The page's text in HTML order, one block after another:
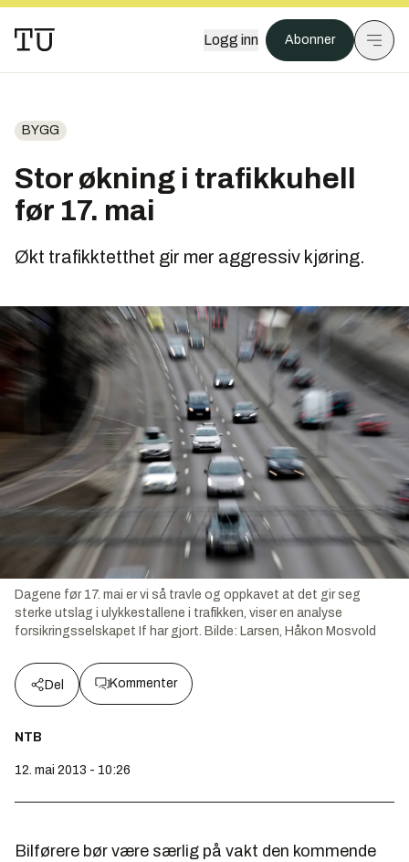
Logg inn Abonner
BYGG
Stor økning i trafikkuhell
før 17. mai
Økt trafikktetthet gir mer aggressiv kjøring.
Dagene før 17. mai er vi så travle og oppkavet at det gir seg
sterke utslag i ulykkestallene i trafikken, viser en analyse
forsikringsselskapet If har gjort. Bilde: Larsen, Håkon Mosvold
Del Kommenter
NTB
12. mai 2013 - 10:26
Bilførere bør være særlig på vakt den kommende